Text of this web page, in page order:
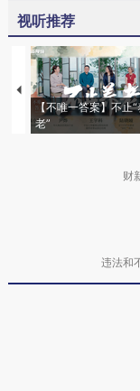
视听推荐
【不唯一答案】不止“
老”
财
违法和